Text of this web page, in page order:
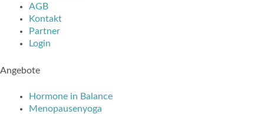
AGB
Kontakt
Partner
Login
Angebote
Hormone in Balance
Menopausenyoga